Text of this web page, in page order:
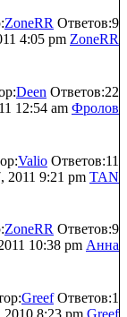
ZoneRR Ответов:9
4:05 pm ZoneRR
Deen Ответов:22
12:54 am Фролов
Valio Ответов:11
2011 9:21 pm TAN
ZoneRR Ответов:9
10:38 pm Анна
GreefОтветов:1
8:23 pm Greef